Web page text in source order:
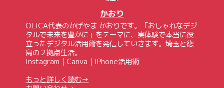
かおり
OLICA代表のかげやま かおりです。「おしゃれなデジ
タルで未来を豊かに」をテーマに、実体験で本当に役
立ったデジタル活用術を発信していきます。埼玉と徳
島の２拠点生活。
Instagram｜Canva｜iPhone活用術
もっと詳しく読む→